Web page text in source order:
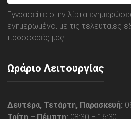
Εγγραφείτε στην λίστα
ενημερωμένοι με τις τελευταίες
προσφορές μας.
Ωράριο Λειτουργίας
Δευτέρα, Τετάρτη, Παρασκευή:
Τρίτη – Πέμπτη: 08:30 – 16:30